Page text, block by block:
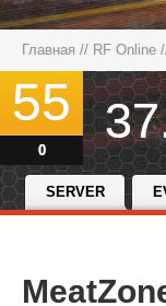
Главная // RF Online
55
0
SERVER